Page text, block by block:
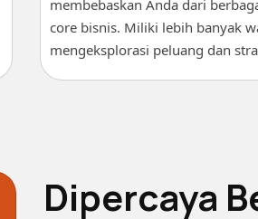
membebaskan Anda dari
core bisnis. Miliki lebih banyak
mengeksplorasi peluang dan
Dipercaya